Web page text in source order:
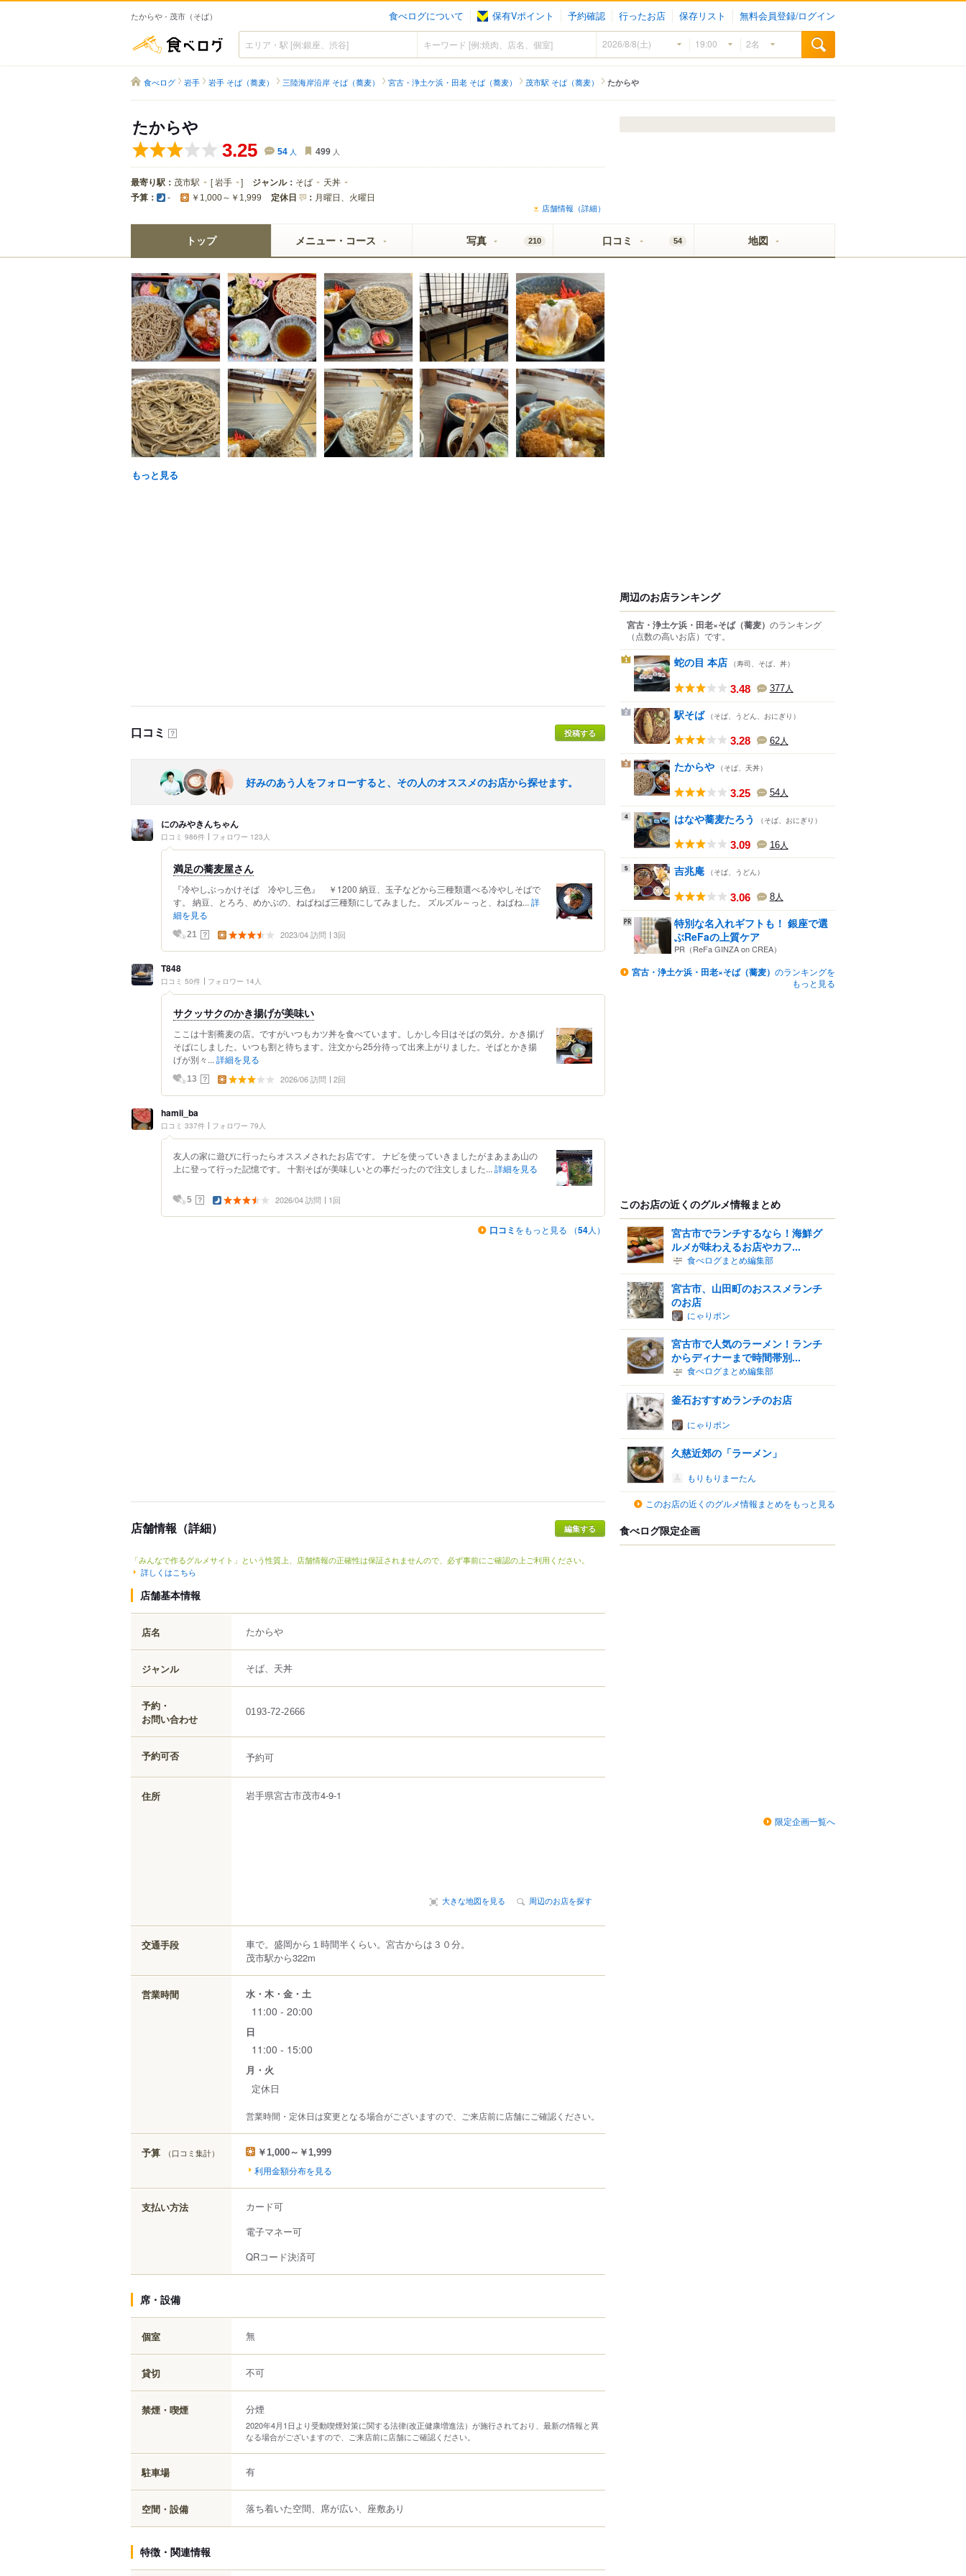
たからや - 茂市（そば） 食べログについて 保有Vポイント 予約確認 行ったお店 保存リスト 無料会員登録/ログイン
食べログ
食べログ 岩手 岩手 そば（蕎麦） 三陸海岸沿岸 そば（蕎麦） 宮古・浄土ケ浜・田老 そば（蕎麦） 茂市駅 そば（蕎麦） たからや
たからや
3.25 54 人 499 人
最寄り駅： 茂市駅 [岩手 ] ジャンル： そば 天丼
予算： - ￥1,000～￥1,999 定休日 ： 月曜日、火曜日
店舗情報（詳細）
トップ メニュー・コース 写真 210 口コミ 54 地図
もっと見る
口コミ ？ 投稿する
好みのあう人をフォローすると、その人のオススメのお店から探せます。
にのみやきんちゃん
口コミ 986件 フォロワー 123人
満足の蕎麦屋さん
『冷やしぶっかけそば 冷やし三色』 ￥1200 納豆、玉子などから三種類選べる冷やしそばで
す。 納豆、とろろ、めかぶの、ねばねば三種類にしてみました。 ズルズル～っと、ねばね... 詳
細を見る
21 ？ 2023/04 訪問 3回
T848
口コミ 50件 フォロワー 14人
サクッサクのかき揚げが美味い
ここは十割蕎麦の店。ですがいつもカツ丼を食べています。しかし今日はそばの気分。かき揚げ
そばにしました。いつも割と待ちます。注文から25分待って出来上がりました。そばとかき揚
げが別々... 詳細を見る
13 ？ 2026/06 訪問 2回
hamii_ba
口コミ 337件 フォロワー 79人
友人の家に遊びに行ったらオススメされたお店です。 ナビを使っていきましたがまあまあ山の
上に登って行った記憶です。 十割そばが美味しいとの事だったので注文しました... 詳細を見る
5 ？ 2026/04 訪問 1回
口コミ をもっと見る （54人）
店舗情報（詳細）
「みんなで作るグルメサイト」という性質上、店舗情報の正確性は保証されませんので、必ず事前にご確認の上ご利用ください。
詳しくはこちら
店舗基本情報
店名 たからや
ジャンル そば、天丼
予約・
お問い合わせ
0193-72-2666
予約可否 予約可
住所 岩手県宮古市茂市4-9-1
大きな地図を見る 周辺のお店を探す
交通手段
車で。盛岡から１時間半くらい。宮古からは３０分。
茂市駅から322m
営業時間 水・木・金・土
11:00 - 20:00
日
11:00 - 15:00
月・火
定休日
営業時間・定休日は変更となる場合がございますので、ご来店前に店舗にご確認ください。
予算 （口コミ集計） ￥1,000～￥1,999
利用金額分布を見る
支払い方法
カード可
電子マネー可
QRコード決済可
席・設備
個室 無
貸切 不可
禁煙・喫煙 分煙
2020年4月1日より受動喫煙対策に関する法律(改正健康増進法）が施行されており、最新の情報と異
なる場合がございますので、ご来店前に店舗にご確認ください。
駐車場 有
空間・設備 落ち着いた空間、席が広い、座敷あり
特徴・関連情報
周辺のお店ランキング
宮古・浄土ケ浜・田老×そば（蕎麦） のランキング
（点数の高いお店） です。
1 蛇の目 本店 （寿司、そば、丼）
3.48 377人
2 駅そば （そば、うどん、おにぎり）
3.28 62人
3 たからや （そば、天丼）
3.25 54人
4 はなや蕎麦たろう （そば、おにぎり）
3.09 16人
5 吉兆庵 （そば、うどん）
3.06 8人
特別な名入れギフトも！ 銀座で選
ぶReFaの上質ケア
PR（ReFa GINZA on CREA）
宮古・浄土ケ浜・田老×そば（蕎麦） のランキングを
もっと見る
このお店の近くのグルメ情報まとめ
宮古市でランチするなら！海鮮グ
ルメが味わえるお店やカフ...
食べログまとめ編集部
宮古市、山田町のおススメランチ
のお店
にゃりポン
宮古市で人気のラーメン！ランチ
からディナーまで時間帯別...
食べログまとめ編集部
釜石おすすめランチのお店
にゃりポン
久慈近郊の「ラーメン」
もりもりまーたん
このお店の近くのグルメ情報まとめをもっと見る
食べログ限定企画
限定企画一覧へ